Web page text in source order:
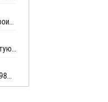
Башнефть инвестирует в модернизацию и строительство нефтеперерабатывающих установок 80 млрд руб.
Башнефть в первом полугодии нарастила чистую прибыль в 1,6 раза
Башнефть намерена продать АФК "Системе" 98% "Объединенной нефтехимической компании"